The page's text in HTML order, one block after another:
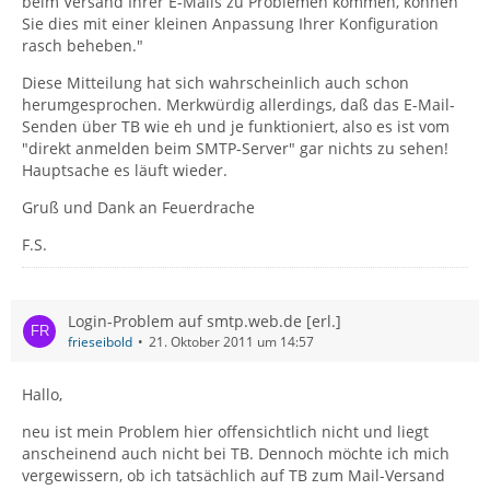
Sie dies mit einer kleinen Anpassung Ihrer Konfiguration
rasch beheben."
Diese Mitteilung hat sich wahrscheinlich auch schon
herumgesprochen. Merkwürdig allerdings, daß das E-Mail-
Senden über TB wie eh und je funktioniert, also es ist vom
"direkt anmelden beim SMTP-Server" gar nichts zu sehen!
Hauptsache es läuft wieder.
Gruß und Dank an Feuerdrache
F.S.
Login-Problem auf smtp.web.de [erl.]
frieseibold 21. Oktober 2011 um 14:57
Hallo,
neu ist mein Problem hier offensichtlich nicht und liegt
anscheinend auch nicht bei TB. Dennoch möchte ich mich
vergewissern, ob ich tatsächlich auf TB zum Mail-Versand